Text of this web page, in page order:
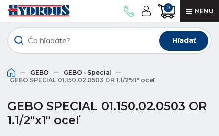
0 MENU
Hľadať
GEBO
GEBO - Special
GEBO SPECIAL 01.150.02.0503 OR 1.1/2"x1" oceľ
GEBO SPECIAL 01.150.02.0503 OR
1.1/2"x1" oceľ